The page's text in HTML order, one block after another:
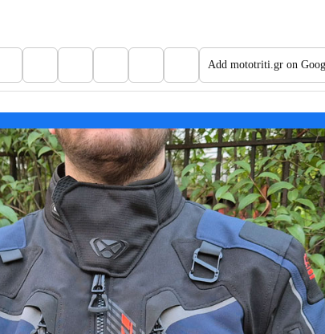
Add mototriti.gr on